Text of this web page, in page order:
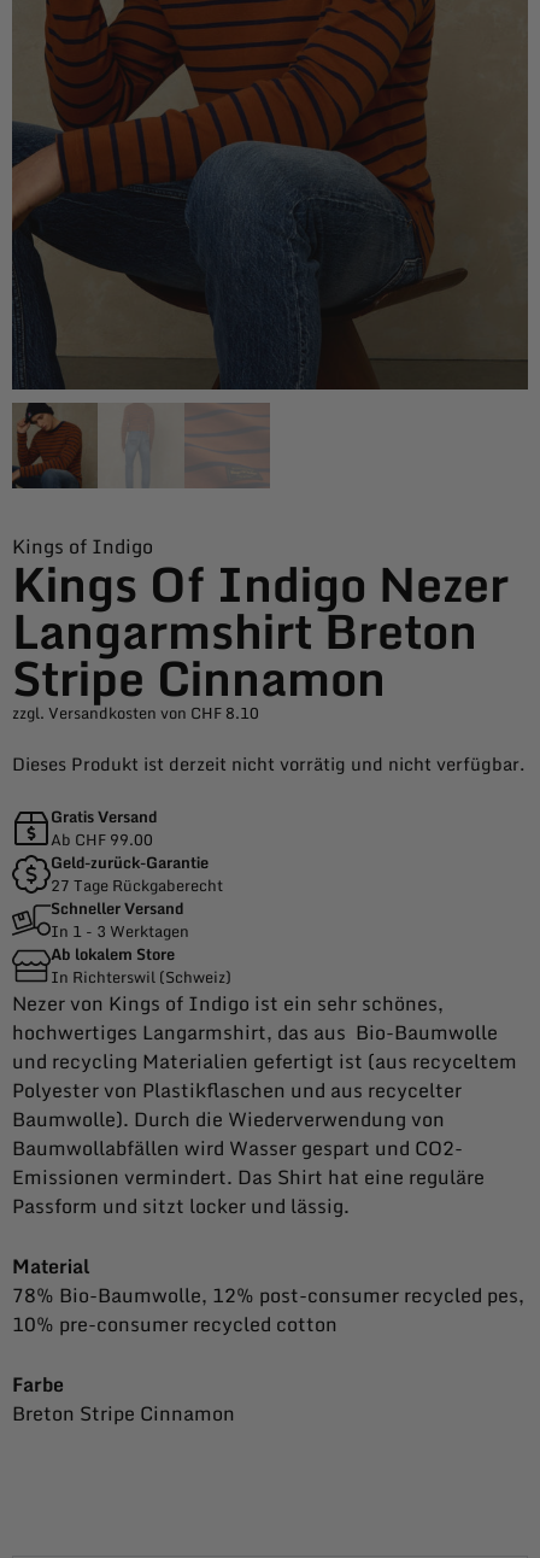
Kings of Indigo
Kings Of Indigo Nezer
Langarmshirt Breton
Stripe Cinnamon
zzgl. Versandkosten von CHF 8.10
Dieses Produkt ist derzeit nicht vorrätig und nicht verfügbar.
Gratis Versand
Ab CHF 99.00
Geld-zurück-Garantie
27 Tage Rückgaberecht
Schneller Versand
In 1 - 3 Werktagen
Ab lokalem Store
In Richterswil (Schweiz)
Nezer von Kings of Indigo ist ein sehr schönes,
hochwertiges Langarmshirt, das aus Bio-Baumwolle
und recycling Materialien gefertigt ist (aus recyceltem
Polyester von Plastikflaschen und aus recycelter
Baumwolle). Durch die Wiederverwendung von
Baumwollabfällen wird Wasser gespart und CO2-
Emissionen vermindert. Das Shirt hat eine reguläre
Passform und sitzt locker und lässig.
Material
78% Bio-Baumwolle, 12% post-consumer recycled pes,
10% pre-consumer recycled cotton
Farbe
Breton Stripe Cinnamon